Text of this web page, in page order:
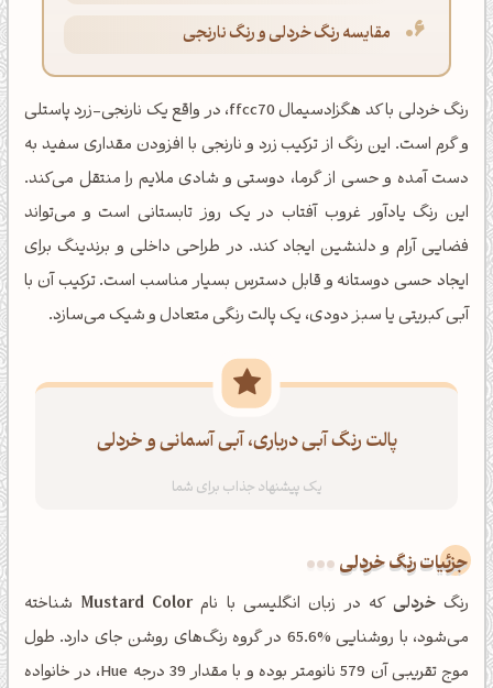
مقایسه رنگ خردلی و رنگ نارنجی
رنگ خردلی با کد هگزادسیمال ffcc70، در واقع یک نارنجی-زرد پاستلی
و گرم است. این رنگ از ترکیب زرد و نارنجی با افزودن مقداری سفید به
دست آمده و حسی از گرما، دوستی و شادی ملایم را منتقل می‌کند.
این رنگ یادآور غروب آفتاب در یک روز تابستانی است و می‌تواند
فضایی آرام و دلنشین ایجاد کند. در طراحی داخلی و برندینگ برای
ایجاد حسی دوستانه و قابل دسترس بسیار مناسب است. ترکیب آن با
آبی کبریتی یا سبز دودی، یک پالت رنگی متعادل و شیک می‌سازد.
پالت رنگ آبی درباری، آبی آسمانی و خردلی
جزئیات رنگ خردلی
رنگخردلی که در زبان انگلیسی با نامMustard Color شناخته
می‌شود، با روشنایی %65.6 در گروه رنگ‌های روشن جای دارد. طول
موج تقریبی آن 579 نانومتر بوده و با مقدار 39 درجه Hue، در خانواده